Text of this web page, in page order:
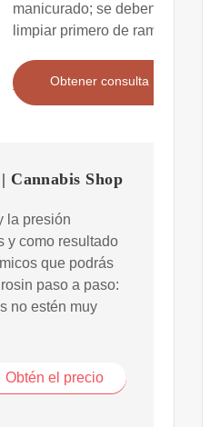
manicurado; se deben
limpiar primero de ramas y
Obtener consulta
Cannabis Shop
la presión
y como resultado
que podrás
paso a paso:
no estén muy
Obtén el precio